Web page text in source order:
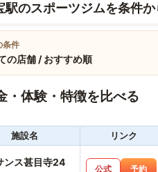
駅のスポーツジムを条件
条件
の店舗 / おすすめ順
・体験・特徴を比べる
施設名 リンク
ンス甚目寺24
公式 予約